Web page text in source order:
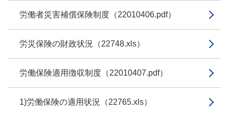
労働者災害補償保険制度（22010406.pdf）
労災保険の財政状況（22748.xls）
労働保険適用徴収制度（22010407.pdf）
1)労働保険の適用状況（22765.xls）